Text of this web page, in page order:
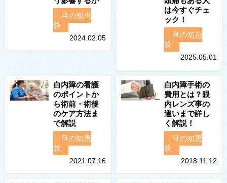
目の知恵
袋
2024.02.05
は今すぐチェ
ック！
目の知恵
袋
2025.05.01
白内障の看護
のポイントか
ら術前・術後
のケア方法ま
で解説
目の知恵
袋
2021.07.16
白内障手術の
費用とは？眼
内レンズ事の
違いまで詳し
く解説！
目の知恵
袋
2018.11.12